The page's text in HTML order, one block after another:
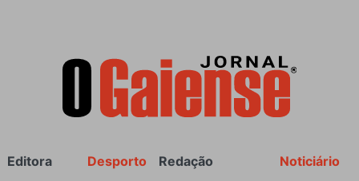
Rodapé Noticiário
Redação
Desporto
Editora